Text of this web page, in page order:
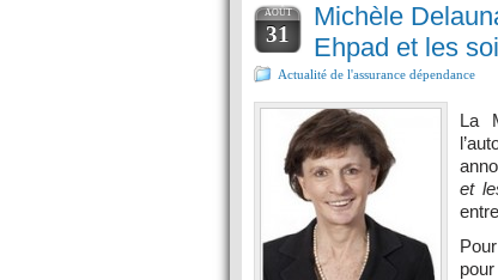
AOÛT
31
Michèle
Ehpad et les
Actualité de l'assurance dépendance
La
et